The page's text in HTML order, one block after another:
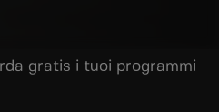
gratis i tuoi programmi